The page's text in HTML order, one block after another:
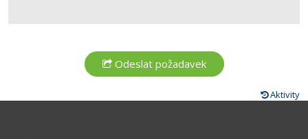
Aktivity